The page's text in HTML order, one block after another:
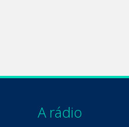
A rádio